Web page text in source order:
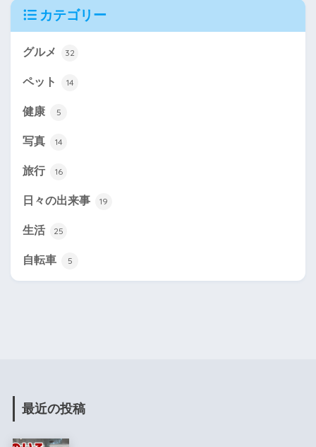
カテゴリー
グルメ 32
ペット 14
健康 5
写真 14
旅行 16
日々の出来事 19
生活 25
自転車 5
最近の投稿